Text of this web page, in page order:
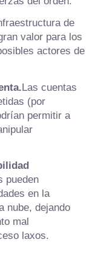
de
valor para los
actores de
Las cuentas
(por
permitir a
pueden
en la
nube, dejando
mal
laxos.